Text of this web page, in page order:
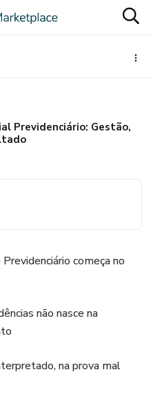
Previdenciário: Gestão,
começa no
não nasce na
na prova mal